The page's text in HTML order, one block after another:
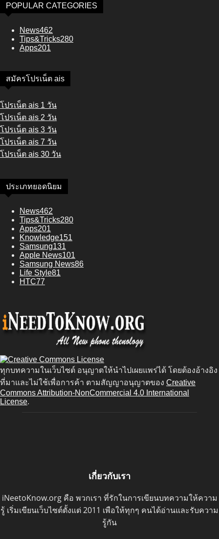
POPULAR CATEGORIES
News462
Tips&Tricks280
Apps201
สมัครโปรเน็ต ais
โปรเน็ต ais 1 วัน
โปรเน็ต ais 2 วัน
โปรเน็ต ais 3 วัน
โปรเน็ต ais 7 วัน
โปรเน็ต ais 30 วัน
ประเภทยอดนิยม
News462
Tips&Tricks280
Apps201
Knowledge151
Samsung131
Apple News101
Samsung News86
Life Style81
HTC77
ทุกบทความในเว็บไซต์ อนุญาตให้นำไปเผยแพร่ได้ โดยต้องอ้างอิง
ที่มาและไม่ใช้เพื่อการค้า ตามสัญญาอนุญาตของ Creative
Commons Attribution-NonCommercial 4.0 International
License.
เกี่ยวกับเรา
iNeetoKnow.org คือ พวกเรา ที่รักในการเขียนบทความให้ความ
รู้ เริ่มเขียนเว็บไซต์ตั้งแต่ 2011 เพือให้ทุกๆ คนได้อ่านและรับความ
รู้กัน